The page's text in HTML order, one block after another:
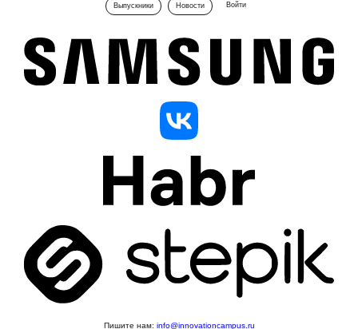
Выпускники Новости Войти
Пишите нам: info@innovationcampus.ru